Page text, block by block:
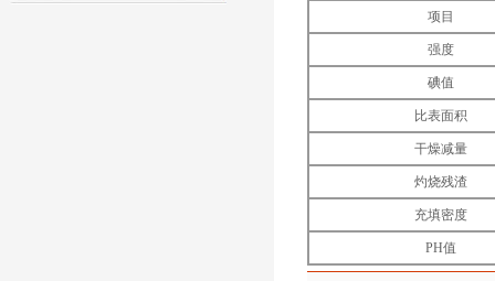
项目
强度
碘值
比表面积
干燥减量
灼烧残渣
充填密度
PH值